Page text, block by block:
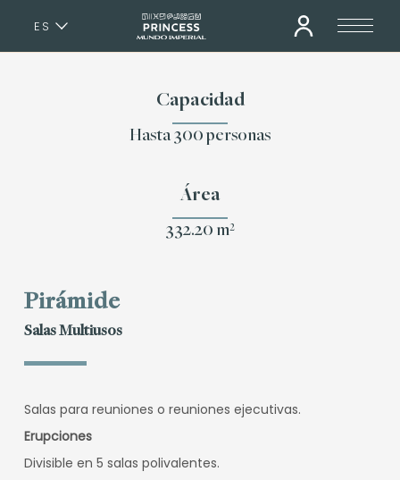
ES
EN
Capacidad
Hasta 300 personas
Área
332.20 m²
Pirámide
Salas Multiusos
Salas para reuniones o reuniones ejecutivas.
Erupciones
Divisible en 5 salas polivalentes.